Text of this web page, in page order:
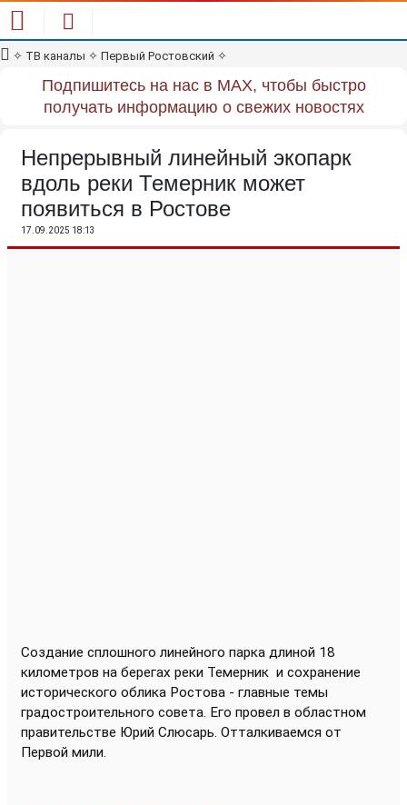
✧ ТВ каналы ✧ Первый Ростовский ✧
Подпишитесь на нас в MAX, чтобы быстро
получать информацию о свежих новостях
Непрерывный линейный экопарк
вдоль реки Темерник может
появиться в Ростове
17.09.2025 18:13
Создание сплошного линейного парка длиной 18
километров на берегах реки Темерник и сохранение
исторического облика Ростова - главные темы
градостроительного совета. Его провел в областном
правительстве Юрий Слюсарь. Отталкиваемся от
Первой мили.